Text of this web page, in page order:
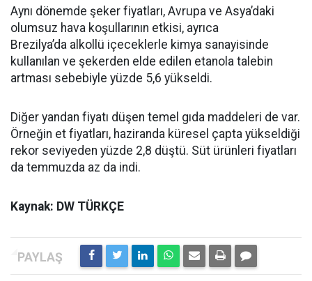
Aynı dönemde şeker fiyatları, Avrupa ve Asya’daki
olumsuz hava koşullarının etkisi, ayrıca
Brezilya’da alkollü içeceklerle kimya sanayisinde
kullanılan ve şekerden elde edilen etanola talebin
artması sebebiyle yüzde 5,6 yükseldi.
Diğer yandan fiyatı düşen temel gıda maddeleri de var.
Örneğin et fiyatları, haziranda küresel çapta yükseldiği
rekor seviyeden yüzde 2,8 düştü. Süt ürünleri fiyatları
da temmuzda az da indi.
Kaynak: DW TÜRKÇE